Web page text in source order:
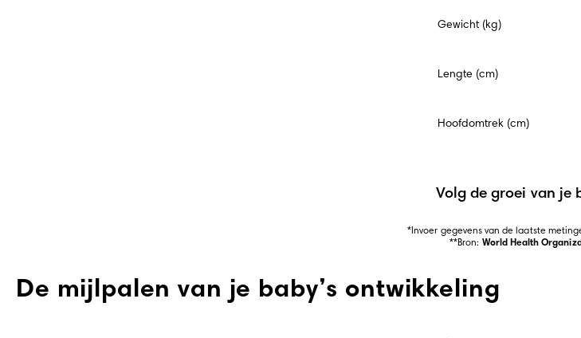
Gewicht (kg)
Lengte (cm)
Hoofdomtrek (cm)
Volg de groei van je
*Invoer gegevens van de laatste
**Bron: World Health
De mijlpalen van je baby’s ontwikkeling